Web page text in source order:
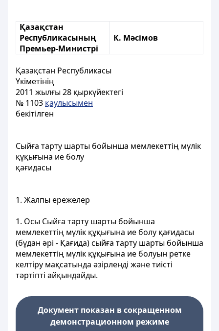
Қазақстан
Республикасының
Премьер-Министрі
К. Мәсімов
Қазақстан Республикасы
Үкіметінің
2011 жылғы 28 қыркүйектегі
№ 1103 қаулысымен
бекітілген
Cыйға тарту шарты бойынша мемлекеттің мүлік
құқығына ие болу
қағидасы
1. Жалпы ережелер
1. Осы Сыйға тарту шарты бойынша
мемлекеттің мүлік құқығына ие болу қағидасы
(бұдан әрі - Қағида) сыйға тарту шарты бойынша
мемлекеттің мүлік құқығына ие болуын ретке
келтіру мақсатында әзірленді және тиісті
тәртіпті айқындайды.
Документ показан в сокращенном
демонстрационном режиме